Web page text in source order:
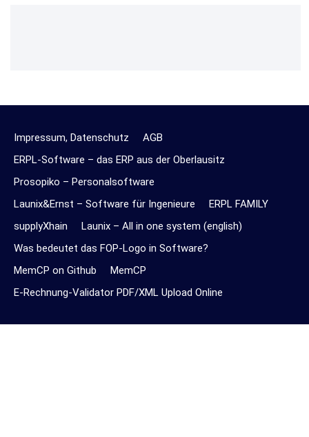
Impressum, Datenschutz
AGB
ERPL-Software – das ERP aus der Oberlausitz
Prosopiko – Personalsoftware
Launix&Ernst – Software für Ingenieure
ERPL FAMILY
supplyXhain
Launix – All in one system (english)
Was bedeutet das FOP-Logo in Software?
MemCP on Github
MemCP
E-Rechnung-Validator PDF/XML Upload Online